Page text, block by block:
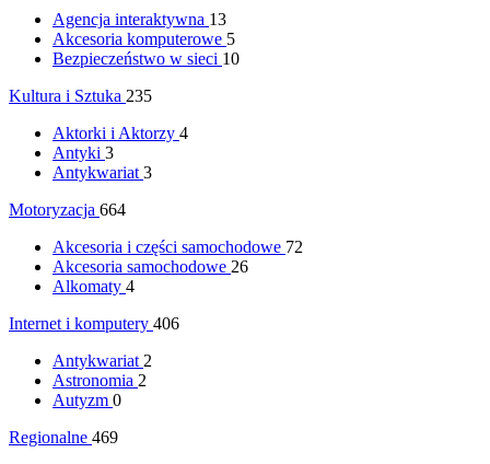
Agencja interaktywna 13
Akcesoria komputerowe 5
Bezpieczeństwo w sieci 10
Kultura i Sztuka 235
Aktorki i Aktorzy 4
Antyki 3
Antykwariat 3
Motoryzacja 664
Akcesoria i części samochodowe 72
Akcesoria samochodowe 26
Alkomaty 4
Internet i komputery 406
Antykwariat 2
Astronomia 2
Autyzm 0
Regionalne 469